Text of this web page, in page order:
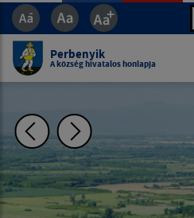
Perbenyik
A község hivatalos honlapja